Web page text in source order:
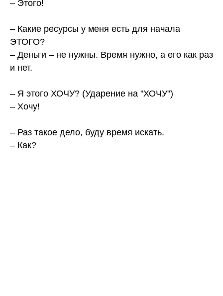
– Этого!
– Какие ресурсы у меня есть для начала
ЭТОГО?
– Деньги – не нужны. Время нужно, а его как раз
и нет.
– Я этого ХОЧУ? (Ударение на "ХОЧУ")
– Хочу!
– Раз такое дело, буду время искать.
– Как?